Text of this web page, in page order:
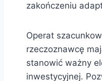
zakończeniu
Operat
rzeczoznawcę
stanowić ważny
inwestycyjnej.